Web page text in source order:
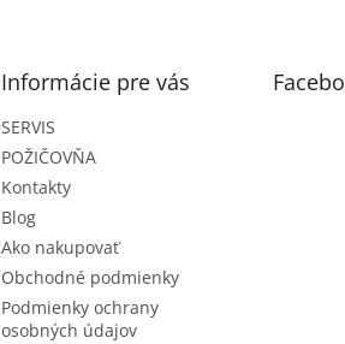
Informácie pre vás
SERVIS
POŽIČOVŇA
Kontakty
Blog
Ako nakupovať
Obchodné podmienky
Podmienky ochrany
osobných údajov